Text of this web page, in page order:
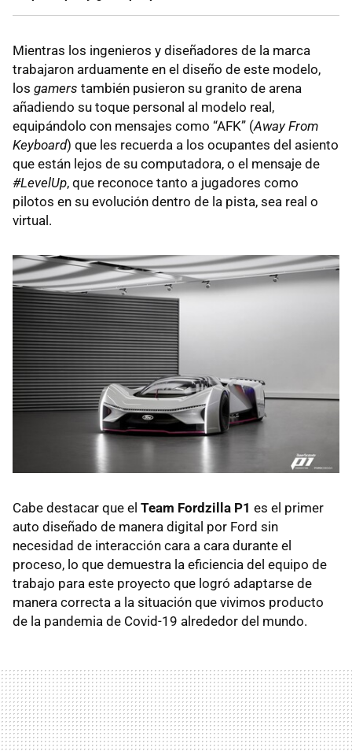
Mientras los ingenieros y diseñadores de la marca
trabajaron arduamente en el diseño de este modelo,
los gamers también pusieron su granito de arena
añadiendo su toque personal al modelo real,
equipándolo con mensajes como “AFK” (Away From
Keyboard) que les recuerda a los ocupantes del asiento
que están lejos de su computadora, o el mensaje de
#LevelUp, que reconoce tanto a jugadores como
pilotos en su evolución dentro de la pista, sea real o
virtual.
Cabe destacar que el Team Fordzilla P1 es el primer
auto diseñado de manera digital por Ford sin
necesidad de interacción cara a cara durante el
proceso, lo que demuestra la eficiencia del equipo de
trabajo para este proyecto que logró adaptarse de
manera correcta a la situación que vivimos producto
de la pandemia de Covid-19 alrededor del mundo.